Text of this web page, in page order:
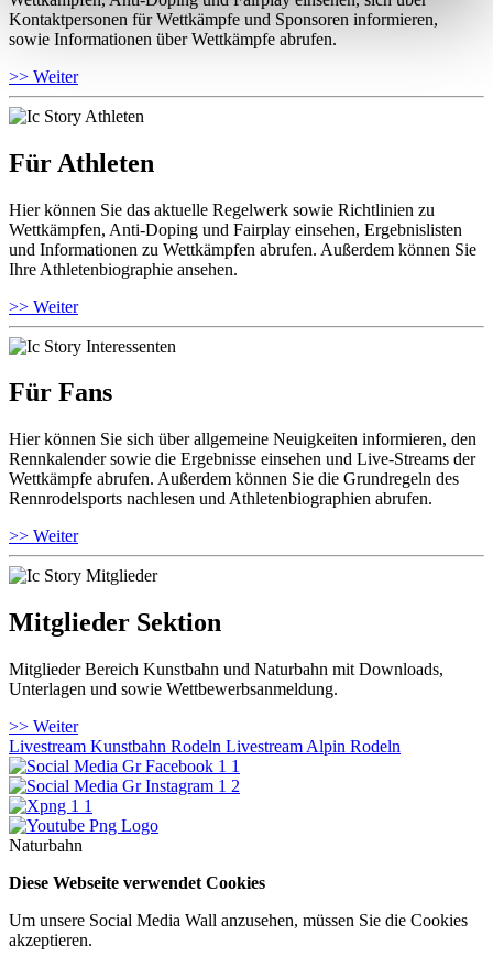
Kontaktpersonen für Wettkämpfe und Sponsoren informieren,
sowie Informationen über Wettkämpfe abrufen.
>> Weiter
Für Athleten
Hier können Sie das aktuelle Regelwerk sowie Richtlinien zu
Wettkämpfen, Anti-Doping und Fairplay einsehen, Ergebnislisten
und Informationen zu Wettkämpfen abrufen. Außerdem können Sie
Ihre Athletenbiographie ansehen.
>> Weiter
Für Fans
Hier können Sie sich über allgemeine Neuigkeiten informieren, den
Rennkalender sowie die Ergebnisse einsehen und Live-Streams der
Wettkämpfe abrufen. Außerdem können Sie die Grundregeln des
Rennrodelsports nachlesen und Athletenbiographien abrufen.
>> Weiter
Mitglieder Sektion
Mitglieder Bereich Kunstbahn und Naturbahn mit Downloads,
Unterlagen und sowie Wettbewerbsanmeldung.
>> Weiter
Livestream Kunstbahn Rodeln Livestream Alpin Rodeln
Naturbahn
Diese Webseite verwendet Cookies
Um unsere Social Media Wall anzusehen, müssen Sie die Cookies
akzeptieren.